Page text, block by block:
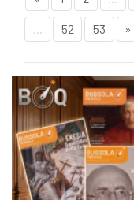
... 52 53 »